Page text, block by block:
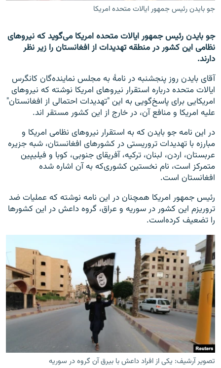
جو بایدن رئیس جمهور ایالات متحده امریکا
جو بایدن رئیس جمهور ایالات متحده امریکا می‌گوید که نیروهای
نظامی این کشور در منطقه تهدیدات از افغانستان را زیر نظر
دارند.
آقای بایدن روز پنجشنبه در نامۀ به مجلس نماینده‌گان کانگرس
ایالات متحده درباره استقرار نیروهای امریکا نوشته که نیروهای
امریکایی برای پاسخ‌گویی به این "تهدیدات احتمالی از افغانستان"
علیه امریکا و منافع آن، در خارج از این کشور مستقر اند.
در این نامه جو بایدن که به استقرار نیروهای نظامی امریکا و
مبارزه با تهدیدات تروریستی در کشورهای افغانستان، شبه جزیره
عربستان، اردن، لبنان، ترکیه، آفریقای جنوبی، کوبا و فیلیپین
متمرکز است، نام نخستین کشوری‌که به آن اشاره شده
افغانستان است.
رئیس جمهور امریکا همچنان در این نامه نوشته که عملیات ضد
تروریزم این کشور در سوریه و عراق، گروه داعش در این کشورها
را تضعیف کرده‌است.
تصویر آرشیف: یکی از افراد داعش با بیرق آن گروه در سوریه